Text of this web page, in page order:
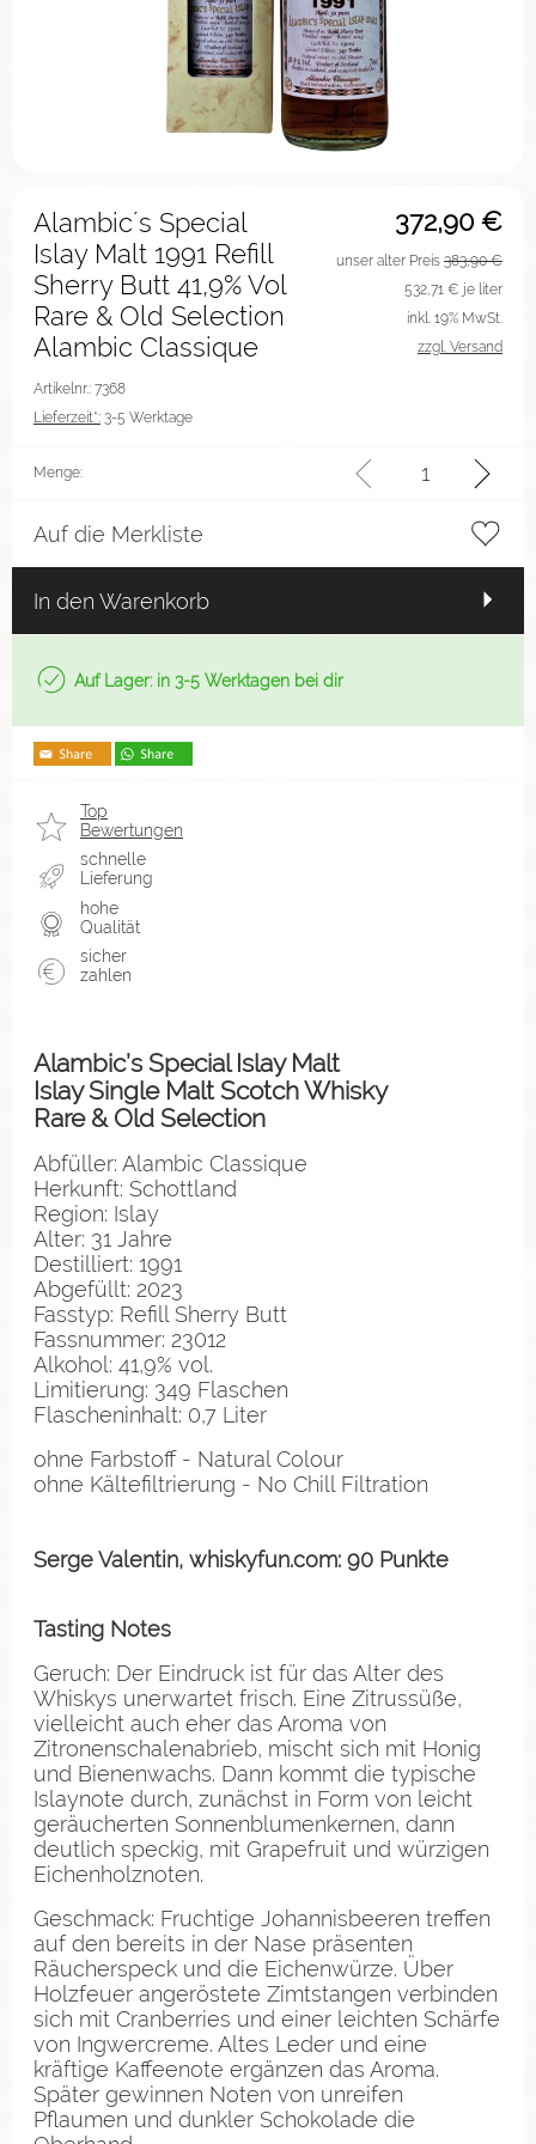
372,90 €
Alambic´s Special
Islay Malt 1991 Refill
Sherry Butt 41,9% Vol
Rare & Old Selection
Alambic Classique
Artikelnr.: 7368
Lieferzeit*: 3-5 Werktage
unser alter Preis 383,90 €
532,71 € je liter
inkl. 19% MwSt.
zzgl. Versand
Menge:
Auf die Merkliste
In den Warenkorb
Auf Lager: in 3-5 Werktagen bei dir
Top
Bewertungen
schnelle
Lieferung
hohe
Qualität
sicher
zahlen
Alambic’s Special Islay Malt
Islay Single Malt Scotch Whisky
Rare & Old Selection
Abfüller: Alambic Classique
Herkunft: Schottland
Region: Islay
Alter: 31 Jahre
Destilliert: 1991
Abgefüllt: 2023
Fasstyp: Refill Sherry Butt
Fassnummer: 23012
Alkohol: 41,9% vol.
Limitierung: 349 Flaschen
Flascheninhalt: 0,7 Liter
ohne Farbstoff - Natural Colour
ohne Kältefiltrierung - No Chill Filtration
Serge Valentin, whiskyfun.com: 90 Punkte
Tasting Notes
Geruch: Der Eindruck ist für das Alter des
Whiskys unerwartet frisch. Eine Zitrussüße,
vielleicht auch eher das Aroma von
Zitronenschalenabrieb, mischt sich mit Honig
und Bienenwachs. Dann kommt die typische
Islaynote durch, zunächst in Form von leicht
geräucherten Sonnenblumenkernen, dann
deutlich speckig, mit Grapefruit und würzigen
Eichenholznoten.
Geschmack: Fruchtige Johannisbeeren treffen
auf den bereits in der Nase präsenten
Räucherspeck und die Eichenwürze. Über
Holzfeuer angeröstete Zimtstangen verbinden
sich mit Cranberries und einer leichten Schärfe
von Ingwercreme. Altes Leder und eine
kräftige Kaffeenote ergänzen das Aroma.
Später gewinnen Noten von unreifen
Pflaumen und dunkler Schokolade die